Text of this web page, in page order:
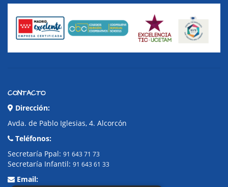
CONTACTO
Dirección:
Avda. de Pablo Iglesias, 4. Alcorcón
Teléfonos:
Secretaría Ppal: 91 643 71 73
Secretaría Infantil: 91 643 61 33
Email: